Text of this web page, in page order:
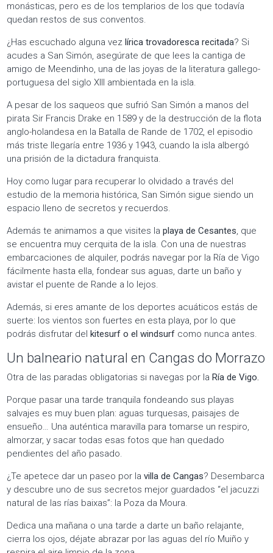
monásticas, pero es de los templarios de los que todavía
quedan restos de sus conventos.
¿Has escuchado alguna vezlírica trovadoresca recitada? Si
acudes a San Simón, asegúrate de que lees la cantiga de
amigo de Meendinho, una de las joyas de la literatura gallego-
portuguesa del siglo XIII ambientada en la isla.
A pesar de los saqueos que sufrió San Simón a manos del
pirata Sir Francis Drake en 1589 y de la destrucción de la flota
anglo-holandesa en la Batalla de Rande de 1702, el episodio
más triste llegaría entre 1936 y 1943, cuando la isla albergó
una prisión de la dictadura franquista.
Hoy como lugar para recuperar lo olvidado a través del
estudio de la memoria histórica, San Simón sigue siendo un
espacio lleno de secretos y recuerdos.
Además te animamos a que visites la playa de Cesantes, que
se encuentra muy cerquita de la isla. Con una de nuestras
embarcaciones de alquiler, podrás navegar por la Ría de Vigo
fácilmente hasta ella, fondear sus aguas, darte un baño y
avistar el puente de Rande a lo lejos.
Además, si eres amante de los deportes acuáticos estás de
suerte: los vientos son fuertes en esta playa, por lo que
podrás disfrutar del kitesurf o el windsurf como nunca antes.
Un balneario natural en Cangas do Morrazo
Otra de las paradas obligatorias si navegas por laRía de Vigo.
Porque pasar una tarde tranquila fondeando sus playas
salvajes es muy buen plan: aguas turquesas, paisajes de
ensueño… Una auténtica maravilla para tomarse un respiro,
almorzar, y sacar todas esas fotos que han quedado
pendientes del año pasado.
¿Te apetece dar un paseo por la villa de Cangas? Desembarca
y descubre uno de sus secretos mejor guardados “el jacuzzi
natural de las rías baixas”: la Poza da Moura.
Dedica una mañana o una tarde a darte un baño relajante,
cierra los ojos, déjate abrazar por las aguas del río Muiño y